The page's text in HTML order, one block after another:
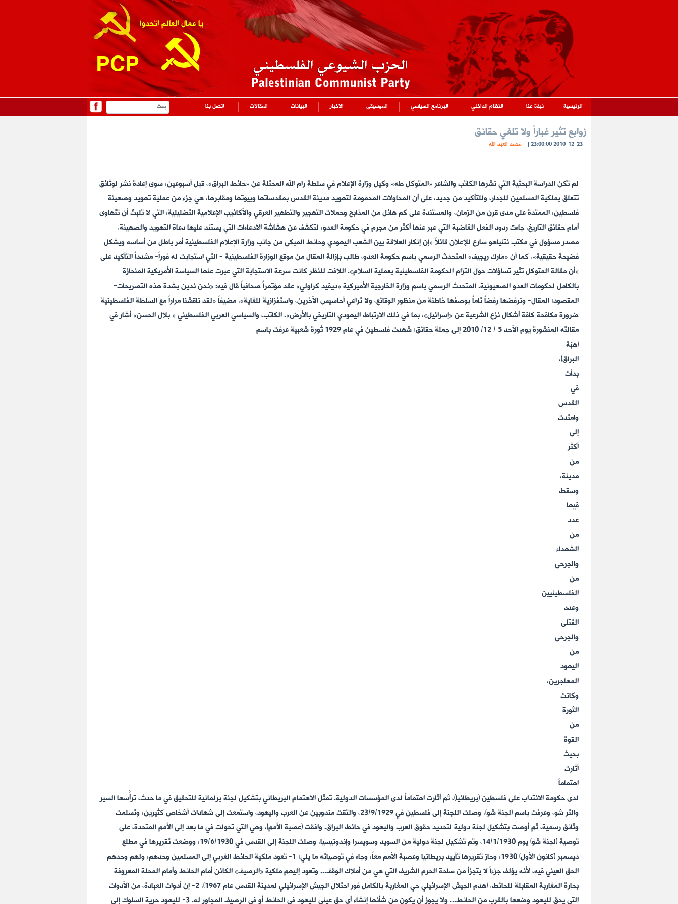
PCP
يا عمال العالم اتحدوا
الرئيسية نبذة عنا النظام الداخلي البرنامج السياسي الموسيقى الاخبار البيانات المقالات اتصل بنا
زوابع تثير غباراً ولا تلغي حقائق
2010-12-23 23:00:00
| محمد العبد الله
لم تكن الدراسة البحثية التي نشرها الكاتب والشاعر «المتوكل طه» وكيل وزارة الإعلام في سلطة رام الله المحتلة عن «حائط البراق»، قبل أسبوعين، سوى إعادة نشر لوثائق
تتعلق بملكية المسلمين للجدار، وللتأكيد من جديد، على أن المحاولات المحمومة لتهويد مدينة القدس بمقدساتها وبيوتها ومقابرها، هي جزء من عملية تهويد وصهينة
فلسطين، الممتدة على مدى قرن من الزمان، والمستندة على كم هائل من المذابح وحملات التهجير والتطهير العرقي والأكاذيب الإعلامية التضليلية، التي لا تلبث أن تتهاوى
أمام حقائق التاريخ. جاءت ردود الفعل الغاضبة التي عبر عنها أكثر من مجرم في حكومة العدو، لتكشف عن هشاشة الادعاءات التي يستند عليها دعاة التهويد والصهينة.
مصدر مسؤول في مكتب نتنياهو سارع للإعلان قائلاً «إن إنكار العلاقة بين الشعب اليهودي وحائط المبكى من جانب وزارة الإعلام الفلسطينية أمر باطل من أساسه ويشكل
فضيحة حقيقية». كما أن «مارك ريجيف» المتحدث الرسمي باسم حكومة العدو، طالب بإزالة المقال من موقع الوزارة الفلسطينية - التي استجابت له فوراً- مشدداً التأكيد على
«أن مقالة المتوكل تثير تساؤلات حول التزام الحكومة الفلسطينية بعملية السلام». اللافت للنظر كانت سرعة الاستجابة التي عبرت عنها السياسة الأمريكية المنحازة
بالكامل لحكومات العدو الصهيونية. المتحدث الرسمي باسم وزارة الخارجية الأميركية «ديفيد كراولي» عقد مؤتمراً صحافياً قال فيه: «نحن ندين بشدة هذه التصريحات-
المقصود: المقال- ونرفضها رفضاً تاماً بوصفها خاطئة من منظور الوقائع، ولا تراعي أحاسيس الآخرين، واستفزازية للغاية». مضيفاً «لقد ناقشنا مراراً مع السلطة الفلسطينية
ضرورة مكافحة كافة أشكال نزع الشرعية عن «إسرائيل»، بما في ذلك الارتباط اليهودي التاريخي بالأرض». الكاتب، والسياسي العربي الفلسطيني « بلال الحسن» أشار في
مقالته المنشورة يوم الأحد 5 / 12/ 2010 إلى جملة حقائق: شهدت فلسطين في عام 1929 ثورة شعبية عرفت باسم
(هبّة
البراق)،
بدأت
في
القدس
وامتدت
إلى
أكثر
من
مدينة،
وسقط
فيها
عدد
من
الشهداء
والجرحى
من
الفلسطينيين
وعدد
القتلى
والجرحى
من
اليهود
المهاجرين،
وكانت
الثورة
من
القوة
بحيث
أثارت
اهتماماً
لدى حكومة الانتداب على فلسطين (بريطانيا)، ثم أثارت اهتماماً لدى المؤسسات الدولية. تمثل الاهتمام البريطاني بتشكيل لجنة برلمانية للتحقيق في ما حدث، ترأَّسها السير
والتر شو، وعرفت باسم (لجنة شو). وصلت اللجنة إلى فلسطين في 23/9/1929، والتقت مندوبين عن العرب واليهود، واستمعت إلى شهادات أشخاص كثيرين، وتسلمت
وثائق رسمية، ثم أوصت بتشكيل لجنة دولية لتحديد حقوق العرب واليهود في حائط البراق. وافقت (عصبة الأمم)، وهي التي تحولت في ما بعد إلى الأمم المتحدة، على
توصية (لجنة شو) يوم 14/1/1930، وتم تشكيل لجنة دولية من السويد وسويسرا وإندونيسيا. وصلت اللجنة إلى القدس في 19/6/1930، ووضعت تقريرها في مطلع
ديسمبر (كانون الأول) 1930، وحاز تقريرها تأييد بريطانيا وعصبة الأمم معاً، وجاء في توصياته ما يلي: 1- تعود ملكية الحائط الغربي إلى المسلمين وحدهم، ولهم وحدهم
الحق العيني فيه، لأنه يؤلف جزءاً لا يتجزأ من ساحة الحرم الشريف التي هي من أملاك الوقف... وتعود إليهم ملكية «الرصيف» الكائن أمام الحائط وأمام المحلة المعروفة
بحارة المغاربة المقابلة للحائط. (هدم الجيش الإسرائيلي حي المغاربة بالكامل فور احتلال الجيش الإسرائيلي لمدينة القدس عام 1967). 2- إن أدوات العبادة، من الأدوات
التي يحق لليهود وضعها بالقرب من الحائط... ولا يجوز أن يكون من شأنها إنشاء أي حق عيني لليهود في الحائط أو في الرصيف المجاور له. 3- لليهود حرية السلوك إلى